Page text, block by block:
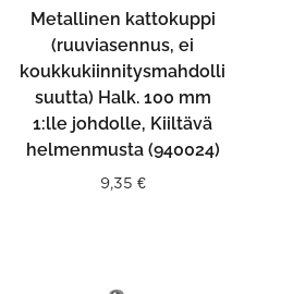
Metallinen kattokuppi
(ruuviasennus, ei
koukkukiinnitysmahdolli
suutta) Halk. 100 mm
1:lle johdolle, Kiiltävä
helmenmusta (940024)
9,35 €